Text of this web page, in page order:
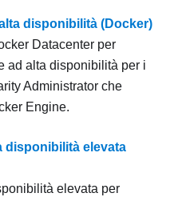
disponibilità (Docker)
Datacenter per
ad alta disponibilità per i
Administrator che
Engine.
disponibilità elevata
elevata per